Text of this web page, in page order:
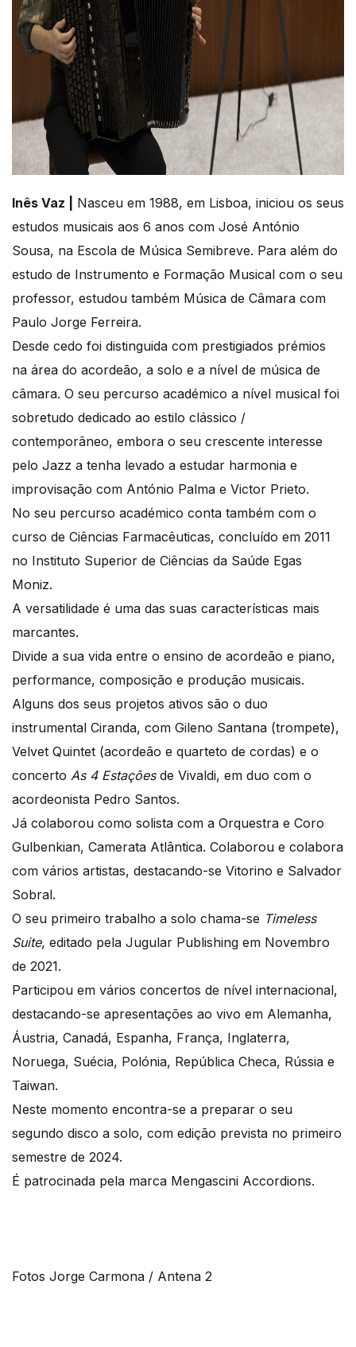
Inês Vaz |
Nasceu em 1988, em Lisboa, iniciou os seus
estudos musicais aos 6 anos com José António
Sousa, na Escola de Música Semibreve. Para além do
estudo de Instrumento e Formação Musical com o seu
professor, estudou também Música de Câmara com
Paulo Jorge Ferreira.
Desde cedo foi distinguida com prestigiados prémios
na área do acordeão, a solo e a nível de música de
câmara. O seu percurso académico a nível musical foi
sobretudo dedicado ao estilo clássico /
contemporâneo, embora o seu crescente interesse
pelo Jazz a tenha levado a estudar harmonia e
improvisação com António Palma e Victor Prieto.
No seu percurso académico conta também com o
curso de Ciências Farmacêuticas, concluído em 2011
no Instituto Superior de Ciências da Saúde Egas
Moniz.
A versatilidade é uma das suas características mais
marcantes.
Divide a sua vida entre o ensino de acordeão e piano,
performance, composição e produção musicais.
Alguns dos seus projetos ativos são o duo
instrumental Ciranda, com Gileno Santana (trompete),
Velvet Quintet (acordeão e quarteto de cordas) e o
concerto As 4 Estaçõesde Vivaldi, em duo com o
acordeonista Pedro Santos.
Já colaborou como solista com a Orquestra e Coro
Gulbenkian, Camerata Atlântica. Colaborou e colabora
com vários artistas, destacando-se Vitorino e Salvador
Sobral.
O seu primeiro trabalho a solo chama-se Timeless
Suite, editado pela Jugular Publishing em Novembro
de 2021.
Participou em vários concertos de nível internacional,
destacando-se apresentações ao vivo em Alemanha,
Áustria, Canadá, Espanha, França, Inglaterra,
Noruega, Suécia, Polónia, República Checa, Rússia e
Taiwan.
Neste momento encontra-se a preparar o seu
segundo disco a solo, com edição prevista no primeiro
semestre de 2024.
É patrocinada pela marca Mengascini Accordions.
Fotos Jorge Carmona / Antena 2